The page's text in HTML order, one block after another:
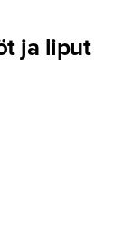
ja liput